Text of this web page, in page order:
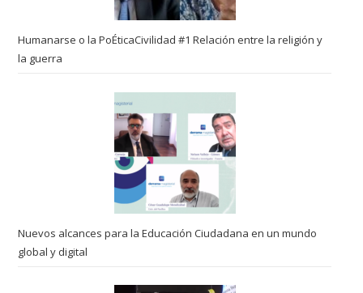
Humanarse o la PoÉticaCivilidad #1 Relación entre la religión y
la guerra
Nuevos alcances para la Educación Ciudadana en un mundo
global y digital